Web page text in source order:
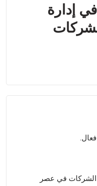
إدارة
الشركات في عصر